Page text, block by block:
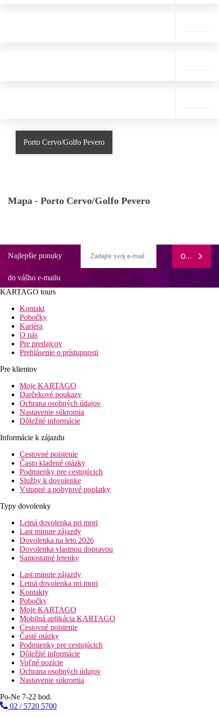
Porto Cervo/Golfo Pevero
Mapa - Porto Cervo/Golfo Pevero
Najlepšie ponuky
do vášho e-mailu
ODOBERAŤ
KARTAGO tours
Kontakt
Pobočky
Kariéra
O nás
Pre predajcov
Prehlásenie o prístupnosti
Pre klientov
Moje KARTAGO
Darčekové poukazy
Ochrana osobných údajov
Nastavenie súkromia
Dôležité informácie
Informácie k zájazdu
Cestovné poistenie
Často kladené otázky
Podmienky pre cestujúcich
Služby k dovolenke
Vstupné a pobytové poplatky
Typy dovolenky
Letná dovolenka pri mori
Last minute zájazdy
Dovolenka na leto 2026
Dovolenka vlastnou dopravou
Samostatné letenky
Last minute zájazdy
Letná dovolenka pri mori
Kontakty
Pobočky
Moje KARTAGO
Mobilná aplikácia KARTAGO
Cestovné poistenie
Časté otázky
Podmienky pre cestujúcich
Dôležité informácie
Voľné pozície
Ochrana osobných údajov
Nastavenie súkromia
Po-Ne 7-22 hod.
02 / 5720 5700